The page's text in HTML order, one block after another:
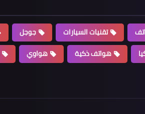
تقنيات السيارات جوجل
هواتف ذكية هواوي